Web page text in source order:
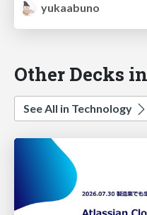
yukaabuno
Other Decks
See All in Technology